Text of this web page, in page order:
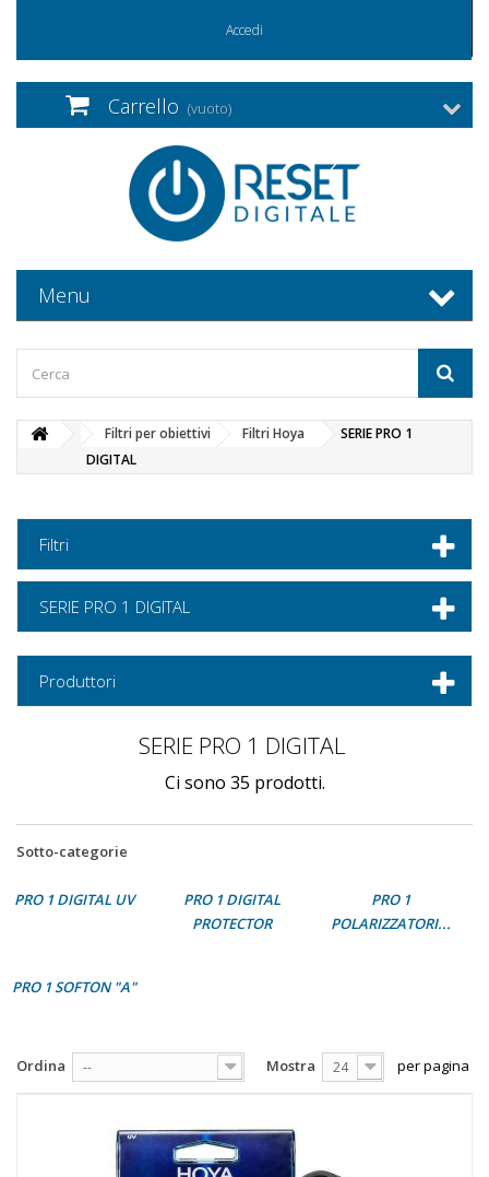
Accedi
Carrello (vuoto)
Menu
Filtri per obiettivi Filtri Hoya
SERIE PRO 1
DIGITAL
Filtri
SERIE PRO 1 DIGITAL
Produttori
SERIE PRO 1 DIGITAL
Ci sono 35 prodotti.
Sotto-categorie
PRO 1 DIGITAL UV
PRO 1 DIGITAL
PROTECTOR
PRO 1
POLARIZZATORI...
PRO 1 SOFTON "A"
Ordina -- Mostra 24 per pagina